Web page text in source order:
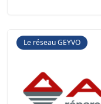
Le réseau GEYVO